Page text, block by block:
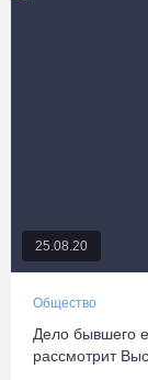
25.08.20
Общество
Дело бывшего
рассмотрит